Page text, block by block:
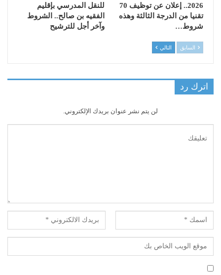
2026.. إعلان عن توظيف 70
تقنيا من الدرجة الثالثة وهذه
شروط…
للنقل المدرسي بإقليم
الفقيه بن صالح.. الشروط
وآخر أجل للترشيح
السابق التالي
اترك رد
لن يتم نشر عنوان بريدك الإلكتروني.